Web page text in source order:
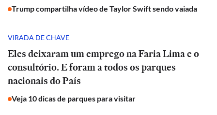
Trump compartilha vídeo de Taylor Swift sendo vaiada
VIRADA DE CHAVE
Eles deixaram um emprego na Faria Lima e o
consultório. E foram a todos os parques
nacionais do País
Veja 10 dicas de parques para visitar